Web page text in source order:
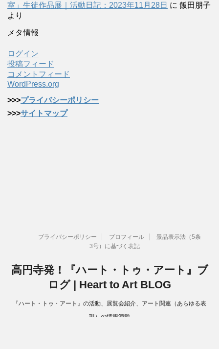
室」生徒作品展｜活動日記：2023年11月28日 に 飯田朋子
より
メタ情報
ログイン
投稿フィード
コメントフィード
WordPress.org
>>>プライバシーポリシー
>>>サイトマップ
プライバシーポリシー プロフィール
景品表示法（5条
3号）に基づく表記
高円寺発！『ハート・トゥ・アート』ブ
ログ | Heart to Art BLOG
『ハート・トゥ・アート』の活動、展覧会紹介、アート関連（あらゆる表
現）の情報満載